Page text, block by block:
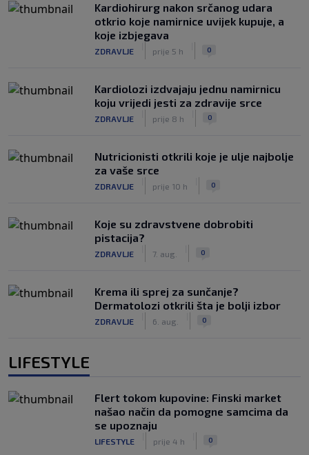
Kardiohirurg nakon srčanog udara
otkrio koje namirnice uvijek kupuje, a
koje izbjegava
ZDRAVLJE prije 5 h 0
Kardiolozi izdvajaju jednu namirnicu
koju vrijedi jesti za zdravije srce
ZDRAVLJE prije 8 h 0
Nutricionisti otkrili koje je ulje najbolje
za vaše srce
ZDRAVLJE prije 10 h 0
Koje su zdravstvene dobrobiti
pistacija?
ZDRAVLJE 7. aug. 0
Krema ili sprej za sunčanje?
Dermatolozi otkrili šta je bolji izbor
ZDRAVLJE 6. aug. 0
LIFESTYLE
Flert tokom kupovine: Finski market
našao način da pomogne samcima da
se upoznaju
LIFESTYLE prije 4 h 0